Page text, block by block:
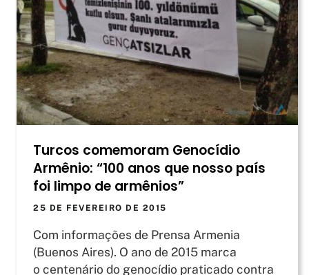
Turcos comemoram Genocídio
Armênio: “100 anos que nosso país
foi limpo de armênios”
25 DE FEVEREIRO DE 2015
Com informações de Prensa Armenia
(Buenos Aires). O ano de 2015 marca
o centenário do genocídio praticado contra